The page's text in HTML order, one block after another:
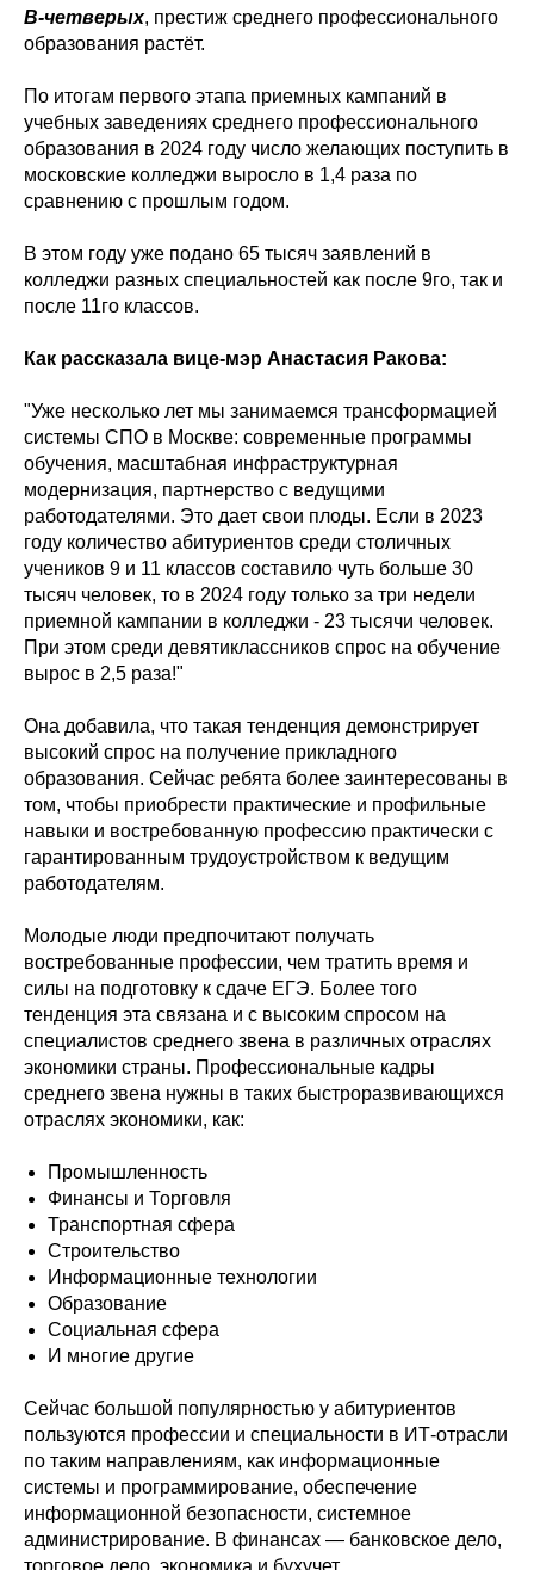
В-четверых, престиж среднего профессионального
образования растёт.
По итогам первого этапа приемных кампаний в
учебных заведениях среднего профессионального
образования в 2024 году число желающих поступить в
московские колледжи выросло в 1,4 раза по
сравнению с прошлым годом.
В этом году уже подано 65 тысяч заявлений в
колледжи разных специальностей как после 9го, так и
после 11го классов.
Как рассказала вице-мэр Анастасия Ракова:
"Уже несколько лет мы занимаемся трансформацией
системы СПО в Москве: современные программы
обучения, масштабная инфраструктурная
модернизация, партнерство с ведущими
работодателями. Это дает свои плоды. Если в 2023
году количество абитуриентов среди столичных
учеников 9 и 11 классов составило чуть больше 30
тысяч человек, то в 2024 году только за три недели
приемной кампании в колледжи - 23 тысячи человек.
При этом среди девятиклассников спрос на обучение
вырос в 2,5 раза!"
Она добавила, что такая тенденция демонстрирует
высокий спрос на получение прикладного
образования. Сейчас ребята более заинтересованы в
том, чтобы приобрести практические и профильные
навыки и востребованную профессию практически с
гарантированным трудоустройством к ведущим
работодателям.
Молодые люди предпочитают получать
востребованные профессии, чем тратить время и
силы на подготовку к сдаче ЕГЭ. Более того
тенденция эта связана и с высоким спросом на
специалистов среднего звена в различных отраслях
экономики страны. Профессиональные кадры
среднего звена нужны в таких быстроразвивающихся
отраслях экономики, как:
Промышленность
Финансы и Торговля
Транспортная сфера
Строительство
Информационные технологии
Образование
Социальная сфера
И многие другие
Сейчас большой популярностью у абитуриентов
пользуются профессии и специальности в ИТ-отрасли
по таким направлениям, как информационные
системы и программирование, обеспечение
информационной безопасности, системное
администрирование. В финансах — банковское дело,
торговое дело, экономика и бухучет.